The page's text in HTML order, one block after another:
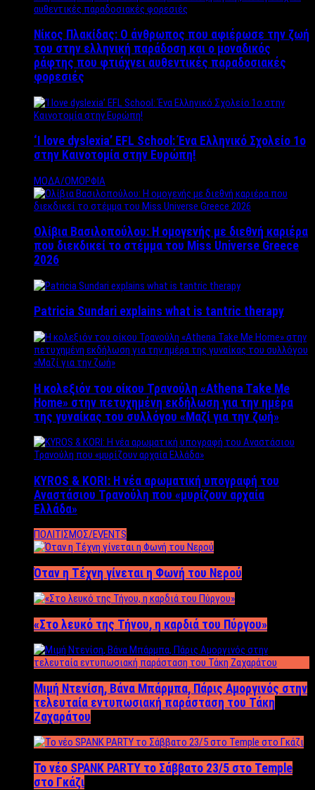
Νίκος Πλακίδας: O άνθρωπος που αφιέρωσε την ζωή
του στην ελληνική παράδοση και ο μοναδικός
ράφτης που φτιάχνει αυθεντικές παραδοσιακές
φορεσιές
‘Ι love dyslexia’ EFL School: Ένα Ελληνικό Σχολείo 1ο
στην Καινοτομία στην Ευρώπη!
ΜΟΔΑ/ΟΜΟΡΦΙΑ
Ολίβια Βασιλοπούλου: Η ομογενής με διεθνή καριέρα
που διεκδικεί το στέμμα του Miss Universe Greece
2026
Patricia Sundari explains what is tantric therapy
Η κολεξιόν του οίκου Τρανούλη «Athena Take Me
Home» στην πετυχημένη εκδήλωση για την ημέρα
της γυναίκας του συλλόγου «Μαζί για την ζωή»
KYROS & KORI: Η νέα αρωματική υπογραφή του
Αναστάσιου Τρανούλη που «μυρίζουν αρχαία
Ελλάδα»
ΠΟΛΙΤΙΣΜΟΣ/EVENTS
Όταν η Τέχνη γίνεται η Φωνή του Νερού
«Στο λευκό της Τήνου, η καρδιά του Πύργου»
Μιμή Ντενίση, Βάνα Μπάρμπα, Πάρις Αμοργινός στην
τελευταία εντυπωσιακή παράσταση του Τάκη
Ζαχαράτου
Το νέο SPANK PARTY το Σάββατο 23/5 στο Temple
στο Γκάζι